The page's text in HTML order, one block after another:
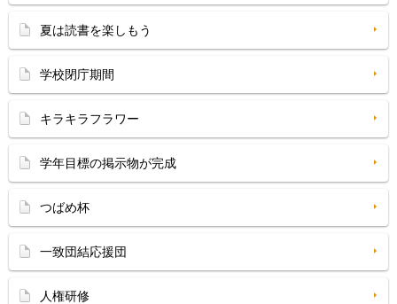
夏は読書を楽しもう
学校閉庁期間
キラキラフラワー
学年目標の掲示物が完成
つばめ杯
一致団結応援団
人権研修